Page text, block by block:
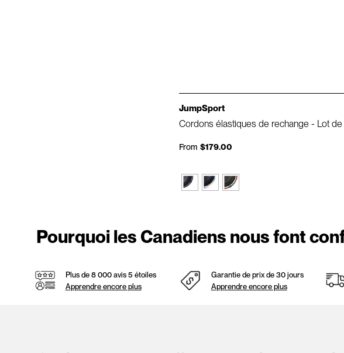
JumpSport
Cordons élastiques de rechange - Lot
From $179.00
Pourquoi les Canadiens nous font
Plus de 8 000 avis 5 étoiles
Apprendre encore plus
Garantie de prix de 30 jours
Apprendre encore plus